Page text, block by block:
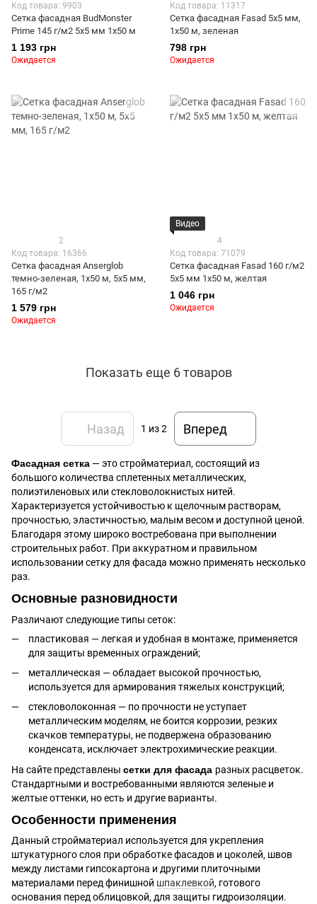
Код товара: 9903
Сетка фасадная BudMonster
Prime 145 г/м2 5x5 мм 1x50 м
1 193 грн
Ожидается
Код товара: 11317
Сетка фасадная Fasad 5х5 мм,
1х50 м, зеленая
798 грн
Ожидается
2
Код товара: 16366
Сетка фасадная Anserglob
темно-зеленая, 1х50 м, 5х5 мм,
165 г/м2
1 579 грн
Ожидается
Видео
4
Код товара: 71079
Сетка фасадная Fasad 160 г/м2
5x5 мм 1x50 м, желтая
1 046 грн
Ожидается
Показать еще 6 товаров
Назад 1 из 2 Вперед
Фасадная сетка — это стройматериал, состоящий из
большого количества сплетенных металлических,
полиэтиленовых или стекловолокнистых нитей.
Характеризуется устойчивостью к щелочным растворам,
прочностью, эластичностью, малым весом и доступной ценой.
Благодаря этому широко востребована при выполнении
строительных работ. При аккуратном и правильном
использовании сетку для фасада можно применять несколько
раз.
Основные разновидности
Различают следующие типы сеток:
пластиковая — легкая и удобная в монтаже, применяется
для защиты временных ограждений;
металлическая — обладает высокой прочностью,
используется для армирования тяжелых конструкций;
стекловолоконная — по прочности не уступает
металлическим моделям, не боится коррозии, резких
скачков температуры, не подвержена образованию
конденсата, исключает электрохимические реакции.
На сайте представлены сетки для фасада разных расцветок.
Стандартными и востребованными являются зеленые и
желтые оттенки, но есть и другие варианты.
Особенности применения
Данный стройматериал используется для укрепления
штукатурного слоя при обработке фасадов и цоколей, швов
между листами гипсокартона и другими плиточными
материалами перед финишной шпаклевкой, готового
основания перед облицовкой, для защиты гидроизоляции.